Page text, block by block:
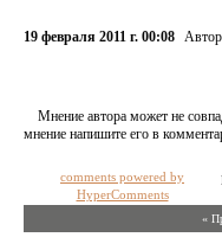
19 февраля 2011 г. 00:08
Мнение автора может не
мнение напишите его в
comments powered by
HyperComments
«